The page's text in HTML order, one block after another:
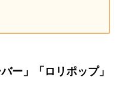
ー」「ロリポップ」